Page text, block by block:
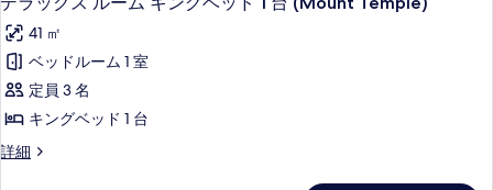
真
を
表
示
す
る
1
台
レ
イ
ク
ビ
ベ
ッ
台
イ
ラ
ッ
ク
ス
ル
ー
41 ㎡
ベッドルーム 1 室
定員 3 名
キングベッド 1 台
詳細
デ